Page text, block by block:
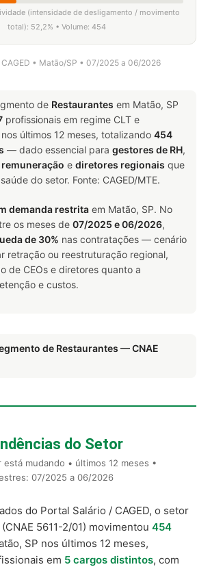
(intensidade de desligamento / movimento
total): 52,2% • Volume: 454
• Matão/SP • 07/2025 a 06/2026
de Restaurantes em Matão, SP
profissionais em regime CLT e
nos últimos 12 meses, totalizando 454
— dado essencial para gestores de RH,
e diretores regionais que
do setor. Fonte: CAGED/MTE.
demanda restrita em Matão, SP. No
os meses de 07/2025 e 06/2026,
de 30% nas contratações — cenário
retração ou reestruturação regional,
de CEOs e diretores quanto a
e custos.
de Restaurantes — CNAE
do Setor
mudando • últimos 12 meses •
07/2025 a 06/2026
do Portal Salário / CAGED, o setor
(CNAE 5611-2/01) movimentou 454
SP nos últimos 12 meses,
em 5 cargos distintos, com